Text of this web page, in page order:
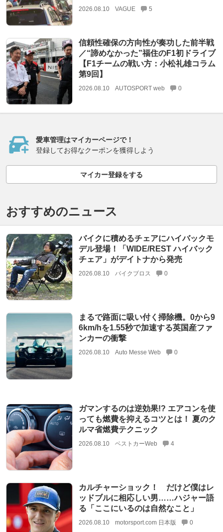
2026.08.10 VAGUE 5
信頼性確保の方向性が奏功した前半戦
／“諦めなかった”福住のF1初ドライブ
【F1チームの戦い方：小松礼雄コラム
第9回】
2026.08.10 AUTOSPORT web 0
愛車管理はマイカーページで！
登録してお得なクーポンを獲得しよう
マイカー登録をする
おすすめのニュース
バイクに積めるチェアにハイバックモ
デル登場！「WIDE/REST ハイバック
チェア」がデイトナから発売
2026.08.10 バイクブロス 0
まるで路面に吸い付く掃除機。0から9
6km/hを1.55秒で加速する英国産ファ
ンカーの衝撃
2026.08.10 Auto Messe Web 0
ガマンするのは逆効果!? エアコンを使
っても燃費を抑えるコツとは！ 夏のク
ルマ省燃費テクニック
2026.08.10 ベストカーWeb 4
カルチャーショック！ だけど僕はレ
ッドブルに相応しい男……ハジャー語
る「ここにいるのは自然なこと」
2026.08.10 motorsport.com 日本版 0